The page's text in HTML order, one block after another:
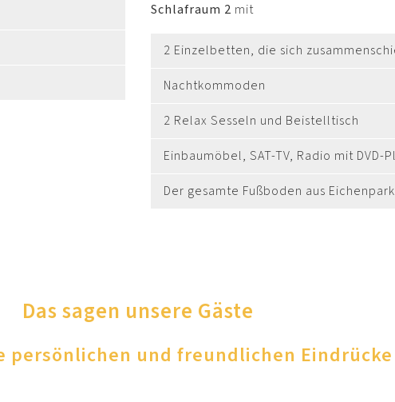
Schlafraum 2 mit
2 Einzelbetten, die sich
Nachtkommoden
2 Relax Sesseln und Beistelltisch
Einbaumöbel, SAT-TV, Radio mit DVD-
Der gesamte Fußboden aus
Das sagen unsere Gäste
persönlichen und freundlichen Eindrücke